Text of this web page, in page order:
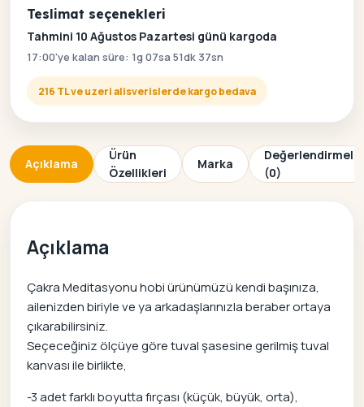
Teslimat seçenekleri
Tahmini 10 Ağustos Pazartesi günü kargoda
17:00'ye kalan süre: 1g 07sa 51dk 37sn
216 TL ve uzeri alisverislerde kargo bedava
Açıklama
Ürün
Özellikleri
Marka
(0)
Açıklama
Çakra Meditasyonu hobi ürünümüzü kendi başınıza,
ailenizden biriyle ve ya arkadaşlarınızla beraber ortaya
çıkarabilirsiniz.
Seçeceğiniz ölçüye göre tuval şasesine gerilmiş tuval
kanvası ile birlikte,
-3 adet farklı boyutta fırçası (küçük, büyük, orta),